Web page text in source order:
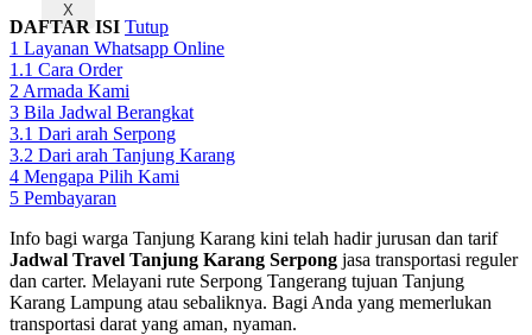
X
DAFTAR ISI Tutup
1 Layanan Whatsapp Online
1.1 Cara Order
2 Armada Kami
3 Bila Jadwal Berangkat
3.1 Dari arah Serpong
3.2 Dari arah Tanjung Karang
4 Mengapa Pilih Kami
5 Pembayaran
Info bagi warga Tanjung Karang kini telah hadir jurusan dan tarif
Jadwal Travel Tanjung Karang Serpong jasa transportasi reguler
dan carter. Melayani rute Serpong Tangerang tujuan Tanjung
Karang Lampung atau sebaliknya. Bagi Anda yang memerlukan
transportasi darat yang aman, nyaman.